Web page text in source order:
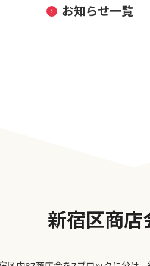
お知らせ一覧
新宿区商店